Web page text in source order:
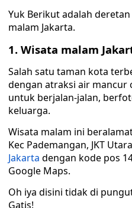
Yuk Berikut adalah
malam Jakarta.
1. Wisata malam
Salah satu taman kota
dengan atraksi air mancur
untuk berjalan-jalan,
keluarga.
Wisata malam ini
Kec Pademangan, JKT
Jakarta dengan kode pos
Google Maps.
Oh iya disini tidak di
Gatis!